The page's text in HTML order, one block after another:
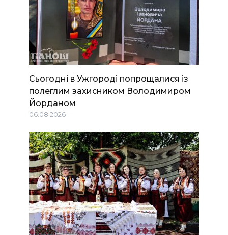
Сьогодні в Ужгороді попрощалися із
полеглим захисником Володимиром
Йорданом
06.08.2026